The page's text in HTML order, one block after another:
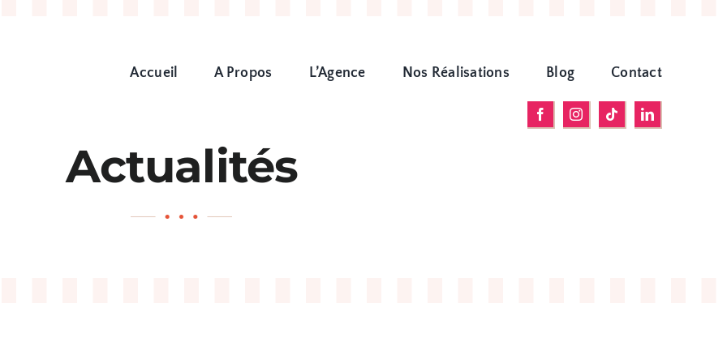
Accueil
A Propos L’Agence Nos Réalisations Blog Contact
Actualités